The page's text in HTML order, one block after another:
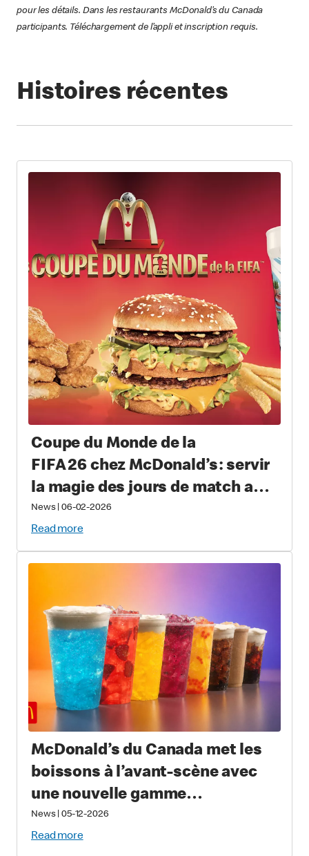
pour les détails. Dans les restaurants McDonald’s du Canada
participants. Téléchargement de l’appli et inscription requis.
Histoires récentes
Coupe du Monde de la
FIFA 26 chez McDonald’s : servir
la magie des jours de match aux
amateurs du monde entier avec
des repas offerts pour une durée
limitée comprenant des articles
News| 06-02-2026
Read more
McDonald’s du Canada met les
boissons à l’avant-scène avec
une nouvelle gamme
permanente de boissons froides
News| 05-12-2026
Read more